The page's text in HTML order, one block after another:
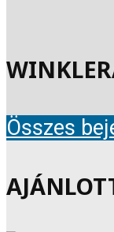
Összes